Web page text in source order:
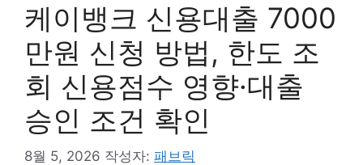
케이뱅크 신용대출 7000
만원 신청 방법, 한도 조
회 신용점수 영향·대출
승인 조건 확인
8월 5, 2026 작성자: 패브릭